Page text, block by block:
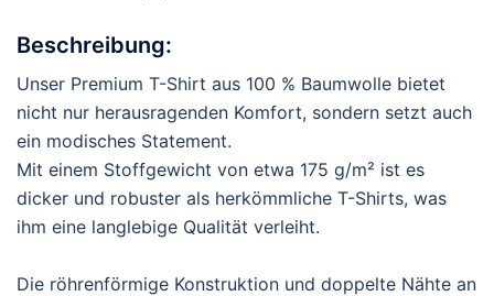
Beschreibung:
Unser Premium T-Shirt aus 100 % Baumwolle bietet
nicht nur herausragenden Komfort, sondern setzt auch
ein modisches Statement.
Mit einem Stoffgewicht von etwa 175 g/m² ist es
dicker und robuster als herkömmliche T-Shirts, was
ihm eine langlebige Qualität verleiht.
Die röhrenförmige Konstruktion und doppelte Nähte an